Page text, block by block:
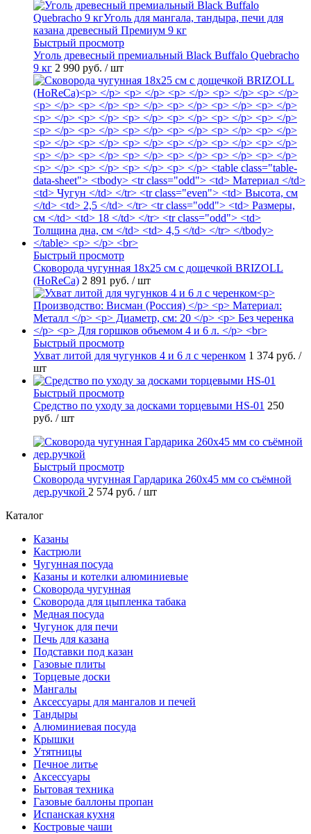
Быстрый просмотр
Уголь древесный премиальный Black Buffalo Quebracho
9 кг 2 990 руб. / шт
Быстрый просмотр
Сковорода чугунная 18х25 см с дощечкой BRIZOLL
(HoReCa) 2 891 руб. / шт
Быстрый просмотр
Ухват литой для чугунков 4 и 6 л с черенком 1 374 руб. /
шт
Быстрый просмотр
Средство по уходу за досками торцевыми HS-01 250
руб. / шт
Быстрый просмотр
Сковорода чугунная Гардарика 260х45 мм со съёмной
дер.ручкой 2 574 руб. / шт
Каталог
Казаны
Кастрюли
Чугунная посуда
Казаны и котелки алюминиевые
Сковорода чугунная
Сковорода для цыпленка табака
Медная посуда
Чугунок для печи
Печь для казана
Подставки под казан
Газовые плиты
Торцевые доски
Мангалы
Аксессуары для мангалов и печей
Тандыры
Алюминиевая посуда
Крышки
Утятницы
Печное литье
Аксессуары
Бытовая техника
Газовые баллоны пропан
Испанская кухня
Костровые чаши